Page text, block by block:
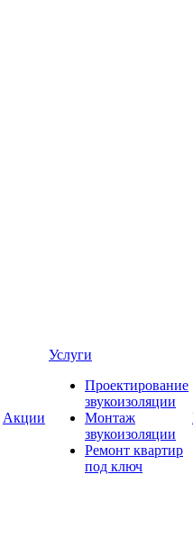
Акции
Услуги
Проектирование
звукоизоляции
Монтаж
звукоизоляции
Ремонт квартир
под ключ